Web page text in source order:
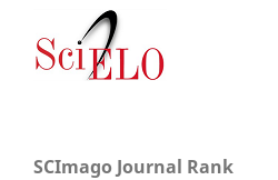
SCImago Journal Rank